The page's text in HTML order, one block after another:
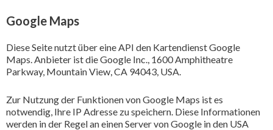
Google Maps
Diese Seite nutzt über eine API den Kartendienst Google
Maps. Anbieter ist die Google Inc., 1600 Amphitheatre
Parkway, Mountain View, CA 94043, USA.
Zur Nutzung der Funktionen von Google Maps ist es
notwendig, Ihre IP Adresse zu speichern. Diese Informationen
werden in der Regel an einen Server von Google in den USA